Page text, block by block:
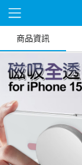
商品資訊